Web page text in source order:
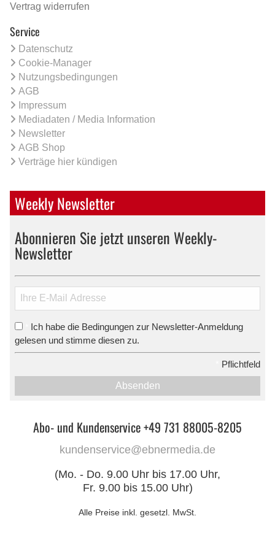
Vertrag widerrufen
Service
Datenschutz
Cookie-Manager
Nutzungsbedingungen
AGB
Impressum
Mediadaten / Media Information
Newsletter
AGB Shop
Verträge hier kündigen
Weekly Newsletter
Abonnieren Sie jetzt unseren Weekly-
Newsletter
Ich habe die Bedingungen zur Newsletter-Anmeldung
gelesen und stimme diesen zu.
Pflichtfeld
Absenden
Abo- und Kundenservice +49 731 88005-8205
kundenservice@ebnermedia.de
(Mo. - Do. 9.00 Uhr bis 17.00 Uhr,
Fr. 9.00 bis 15.00 Uhr)
Alle Preise inkl. gesetzl. MwSt.